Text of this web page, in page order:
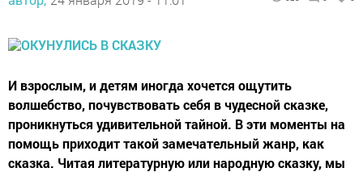
И взрослым, и детям иногда хочется ощутить
волшебство, почувствовать себя в чудесной сказке,
проникнуться удивительной тайной. В эти моменты на
помощь приходит такой замечательный жанр, как
сказка. Читая литературную или народную сказку, мы